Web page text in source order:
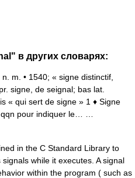
в других словарях:
m. • 1540; « signe distinctif,
signe, de seignal; bas lat.
« qui sert de signe » 1 ♦ Signe
qqn pour indiquer le… …
in the C Standard Library to
while it executes. A signal
within the program ( such as